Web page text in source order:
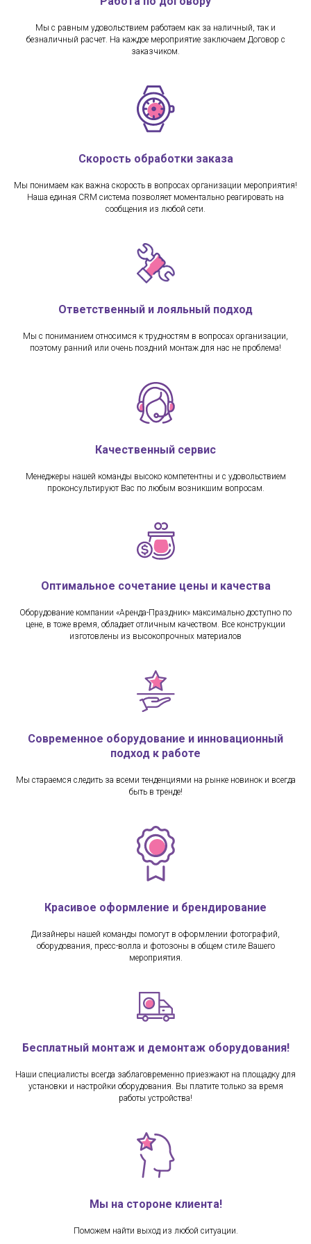
Мы с равным удовольствием работаем как за наличный, так и
безналичный расчет. На каждое мероприятие заключаем Договор с
заказчиком.
Скорость обработки заказа
Мы понимаем как важна скорость в вопросах организации мероприятия!
Наша единая CRM система позволяет моментально реагировать на
сообщения из любой сети.
Ответственный и лояльный подход
Мы с пониманием относимся к трудностям в вопросах организации,
поэтому ранний или очень поздний монтаж для нас не проблема!
Качественный сервис
Менеджеры нашей команды высоко компетентны и с удовольствием
проконсультируют Вас по любым возникшим вопросам.
Оптимальное сочетание цены и качества
Оборудование компании «Аренда-Праздник» максимально доступно по
цене, в тоже время, обладает отличным качеством. Все конструкции
изготовлены из высокопрочных материалов
Современное оборудование и инновационный
подход к работе
Мы стараемся следить за всеми тенденциями на рынке новинок и всегда
быть в тренде!
Красивое оформление и брендирование
Дизайнеры нашей команды помогут в оформлении фотографий,
оборудования, пресс-волла и фотозоны в общем стиле Вашего
мероприятия.
Бесплатный монтаж и демонтаж оборудования!
Наши специалисты всегда заблаговременно приезжают на площадку для
установки и настройки оборудования. Вы платите только за время
работы устройства!
Мы на стороне клиента!
Поможем найти выход из любой ситуации.